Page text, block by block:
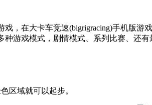
，在大卡车竞速(bigrigracing)手机版
游戏模式，剧情模式、系列比赛、还
区域就可以起步。